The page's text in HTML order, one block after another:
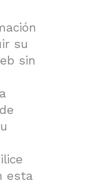
su
sin
esta